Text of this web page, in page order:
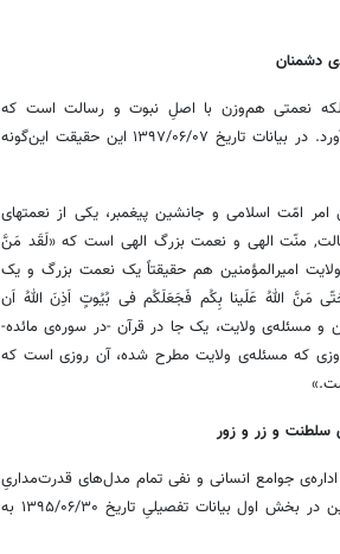
دشمنان
نعمتی هم‌وزن با اصلِ نبوت و رسالت است که
موازنه‌ی قوا را به نفع جبهه حق تغییر داد و کفار را به زانو درآورد. در بیانات تاریخ ۱۳۹۷/۰۶/۰۷ این حقیقت این‌گونه
امر امّت اسلامی و جانشین پیغمبر، یکی از نعمتهای
منّت الهی و نعمت بزرگ الهی است که «لَقَد مَنَّ
امیرالمؤمنین هم حقیقتاً یک نعمت بزرگ و یک
مَنَّ اللهُ عَلَینا بِکُم فَجَعَلَکُم فی بُیُوتٍ اَذِنَ اللهُ اَن
و مسئله‌ی ولایت، یک جا در قرآن -در سوره‌ی مائده-
که مسئله‌ی ولایت مطرح شده، آن روزی است که
سلطنت و زر و زور
جوامع انسانی و نفی تمام مدل‌های قدرت‌مداریِ
طاغوتی، اشرافی، شخصی و امتیازخواهی است. این درس بنیادین در بخش اول بیانات تفصیلیِ تاریخ ۱۳۹۵/۰۶/۳۰ به